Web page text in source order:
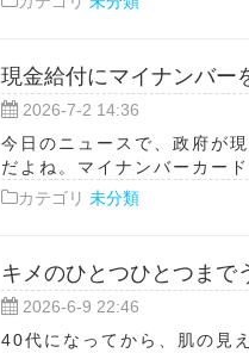
現金給付にマイナンバー
2026-7-2 14:36
今日のニュースで、政府が
だよね。マイナンバーカー
カテゴリ 未分類
キメのひとつひとつまで
2026-6-9 22:46
40代になってから、肌の見